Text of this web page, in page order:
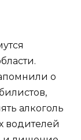
о
алкоголь
водителей